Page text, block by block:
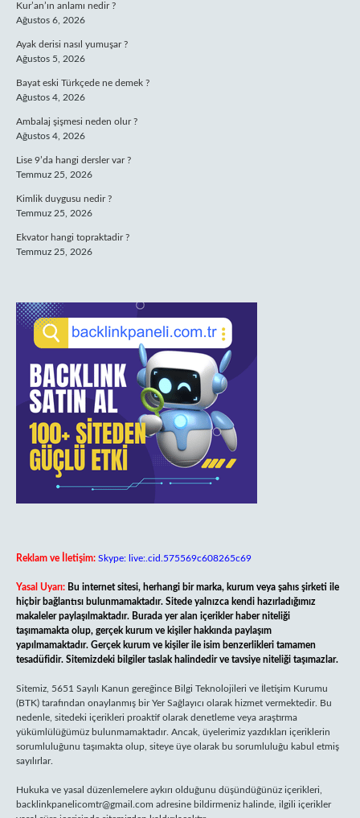
Kur’an’ın anlamı nedir ?
Ağustos 6, 2026
Ayak derisi nasıl yumuşar ?
Ağustos 5, 2026
Bayat eski Türkçede ne demek ?
Ağustos 4, 2026
Ambalaj şişmesi neden olur ?
Ağustos 4, 2026
Lise 9’da hangi dersler var ?
Temmuz 25, 2026
Kimlik duygusu nedir ?
Temmuz 25, 2026
Ekvator hangi topraktadir ?
Temmuz 25, 2026
Reklam ve İletişim: Skype: live:.cid.575569c608265c69
Yasal Uyarı: Bu internet sitesi, herhangi bir marka, kurum veya şahıs şirketi ile
hiçbir bağlantısı bulunmamaktadır. Sitede yalnızca kendi hazırladığımız
makaleler paylaşılmaktadır. Burada yer alan içerikler haber niteliği
taşımamakta olup, gerçek kurum ve kişiler hakkında paylaşım
yapılmamaktadır. Gerçek kurum ve kişiler ile isim benzerlikleri tamamen
tesadüfidir. Sitemizdeki bilgiler taslak halindedir ve tavsiye niteliği taşımazlar.
Sitemiz, 5651 Sayılı Kanun gereğince Bilgi Teknolojileri ve İletişim Kurumu
(BTK) tarafından onaylanmış bir Yer Sağlayıcı olarak hizmet vermektedir. Bu
nedenle, sitedeki içerikleri proaktif olarak denetleme veya araştırma
yükümlülüğümüz bulunmamaktadır. Ancak, üyelerimiz yazdıkları içeriklerin
sorumluluğunu taşımakta olup, siteye üye olarak bu sorumluluğu kabul etmiş
sayılırlar.
Hukuka ve yasal düzenlemelere aykırı olduğunu düşündüğünüz içerikleri,
backlinkpanelicomtr@gmail.com adresine bildirmeniz halinde, ilgili içerikler